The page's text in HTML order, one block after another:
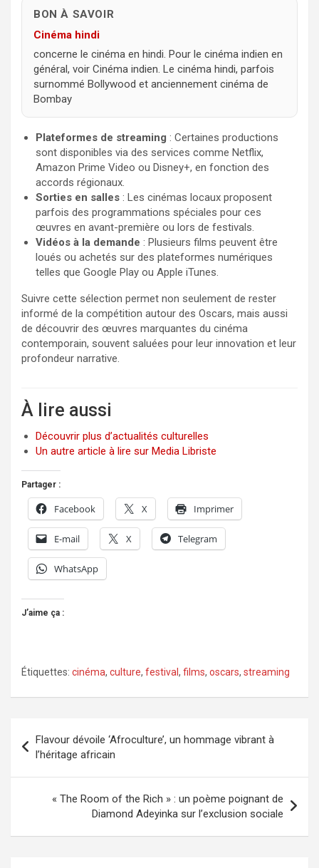
BON À SAVOIR
Cinéma hindi
concerne le cinéma en hindi. Pour le cinéma indien en
général, voir Cinéma indien. Le cinéma hindi, parfois
surnommé Bollywood et anciennement cinéma de
Bombay
Plateformes de streaming : Certaines productions
sont disponibles via des services comme Netflix,
Amazon Prime Video ou Disney+, en fonction des
accords régionaux.
Sorties en salles : Les cinémas locaux proposent
parfois des programmations spéciales pour ces
œuvres en avant-première ou lors de festivals.
Vidéos à la demande : Plusieurs films peuvent être
loués ou achetés sur des plateformes numériques
telles que Google Play ou Apple iTunes.
Suivre cette sélection permet non seulement de rester
informé de la compétition autour des Oscars, mais aussi
de découvrir des œuvres marquantes du cinéma
contemporain, souvent saluées pour leur innovation et leur
profondeur narrative.
À lire aussi
Découvrir plus d’actualités culturelles
Un autre article à lire sur Media Libriste
Partager :
Facebook X Imprimer
E-mail X Telegram
WhatsApp
J’aime ça :
Étiquettes: cinéma, culture, festival , films, oscars, streaming
de
l’article
Flavour dévoile ‘Afroculture’, un hommage vibrant à
l’héritage africain
« The Room of the Rich » : un poème poignant de
Diamond Adeyinka sur l’exclusion sociale